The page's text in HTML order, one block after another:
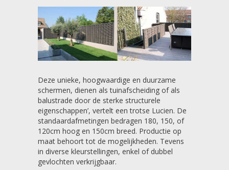
Deze unieke, hoogwaardige en duurzame
schermen, dienen als tuinafscheiding of als
balustrade door de sterke structurele
eigenschappen’, vertelt een trotse Lucien. De
standaardafmetingen bedragen 180, 150, of
120cm hoog en 150cm breed. Productie op
maat behoort tot de mogelijkheden. Tevens
in diverse kleurstellingen, enkel of dubbel
gevlochten verkrijgbaar.